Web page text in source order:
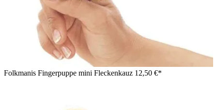
Folkmanis Fingerpuppe mini Fleckenkauz 12,50 €*